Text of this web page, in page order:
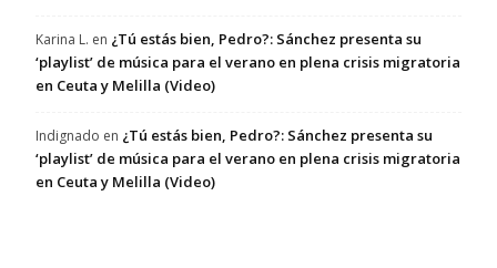
Karina L. en ¿Tú estás bien, Pedro?: Sánchez presenta su
‘playlist’ de música para el verano en plena crisis migratoria
en Ceuta y Melilla (Video)
Indignado en ¿Tú estás bien, Pedro?: Sánchez presenta su
‘playlist’ de música para el verano en plena crisis migratoria
en Ceuta y Melilla (Video)